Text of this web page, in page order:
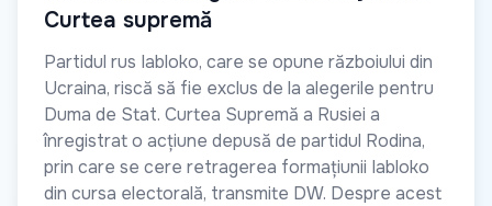
Curtea supremă
Partidul rus Iabloko, care se opune războiului din
Ucraina, riscă să fie exclus de la alegerile pentru
Duma de Stat. Curtea Supremă a Rusiei a
înregistrat o acțiune depusă de partidul Rodina,
prin care se cere retragerea formațiunii Iabloko
din cursa electorală, transmite DW. Despre acest